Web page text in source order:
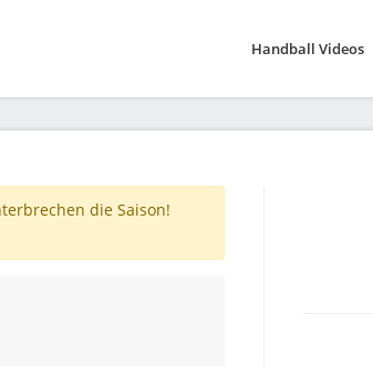
Handball Videos
die Saison!